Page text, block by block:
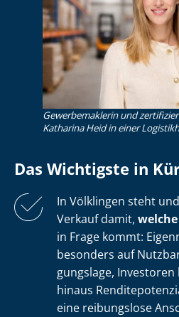
Gewerbemaklerin und
Katharina Heid in einer
Das Wichtigste in
In Völklingen steht
Verkauf damit,
in Frage kommt:
besonders auf
gungs­la­ge,
hinaus
eine reibungslose